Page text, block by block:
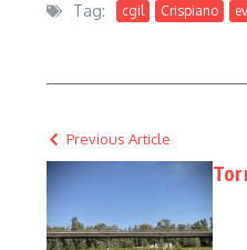
Tag: cgil Crispiano
Previous Article